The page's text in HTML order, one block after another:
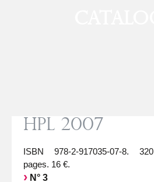
HPL 2007
ISBN 978-2-917035-07-8. 320
pages. 16 €.
N° 3